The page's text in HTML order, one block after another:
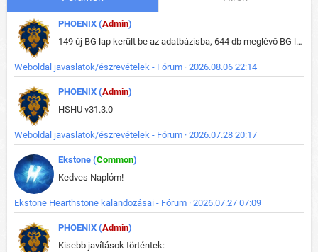
PHOENIX (Admin)
149 új BG lap került be az adatbázisba, 644 db meglévő BG lap módosult, bekerültek az új képek a megváltozott lapokhoz is.
Weboldal javaslatok/észrevételek - Fórum · 2026.08.06 22:14
PHOENIX (Admin)
HSHU v31.3.0
Weboldal javaslatok/észrevételek - Fórum · 2026.07.28 20:17
Ekstone (Common)
Kedves Naplóm!
Ekstone Hearthstone kalandozásai - Fórum · 2026.07.27 07:09
PHOENIX (Admin)
Kisebb javítások történtek: